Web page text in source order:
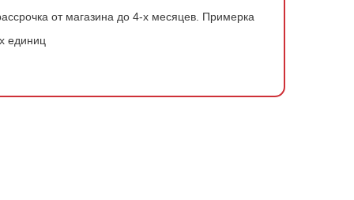
от магазина до 4-х месяцев. Примерка
единиц